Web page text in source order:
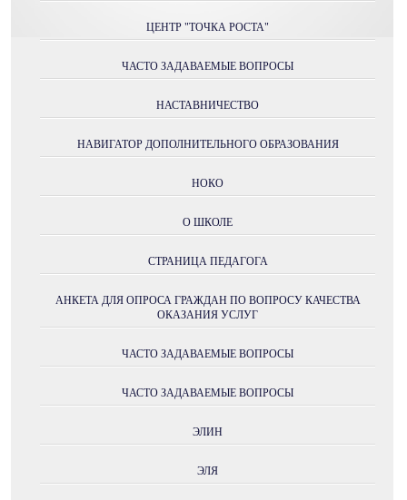
ЦЕНТР "ТОЧКА РОСТА"
ЧАСТО ЗАДАВАЕМЫЕ ВОПРОСЫ
НАСТАВНИЧЕСТВО
НАВИГАТОР ДОПОЛНИТЕЛЬНОГО ОБРАЗОВАНИЯ
НОКО
О ШКОЛЕ
СТРАНИЦА ПЕДАГОГА
АНКЕТА ДЛЯ ОПРОСА ГРАЖДАН ПО ВОПРОСУ КАЧЕСТВА
ОКАЗАНИЯ УСЛУГ
ЧАСТО ЗАДАВАЕМЫЕ ВОПРОСЫ
ЧАСТО ЗАДАВАЕМЫЕ ВОПРОСЫ
ЭЛИН
ЭЛЯ